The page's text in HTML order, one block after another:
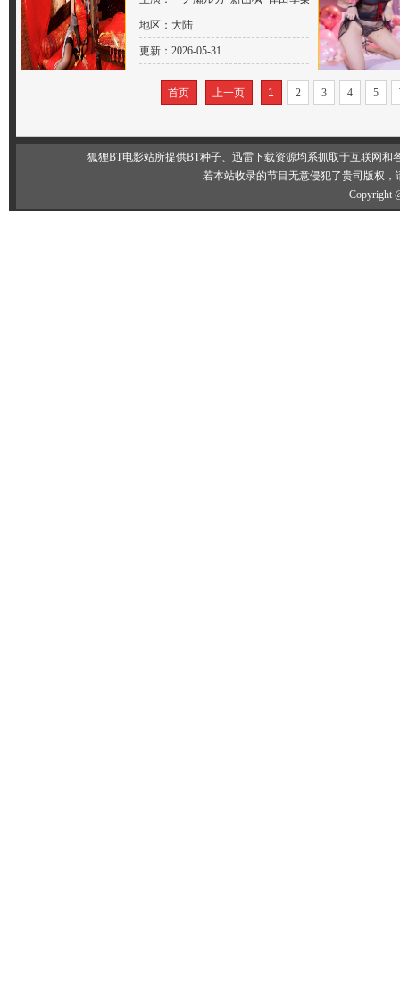
林美保 上原優 藤沢未央 木崎実花 中
野翔子
地区：大陆
更新：2026-05-31
首页 上一页 1 2 3 4 5
狐狸BT电影站所提供BT种子、迅雷下载资源均系抓取于互联网
若本站收录的节目无意侵犯了贵司版权
Copyright